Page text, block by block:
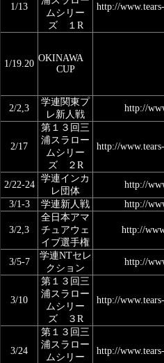
1/13
ムシリー
ズ １R
http://
1/19.20
OKINAWA
CUP
2/2,3
学連関東プ
レ新人戦
http://
2/17
第１３回三
浦スラロー
ムシリー
ズ ２R
http://
2/22-24
学連インカ
レ団体
http://
3/1-3
学連新人戦 http://
3/2,3
全日本アマ
チュアウェ
イブ選手権
http://
3/5-7
学連NTセレ
クション
http://
3/10
第１３回三
浦スラロー
ムシリー
ズ ３R
http://
3/24
第１３回三
浦スラロー
ムシリー
http://